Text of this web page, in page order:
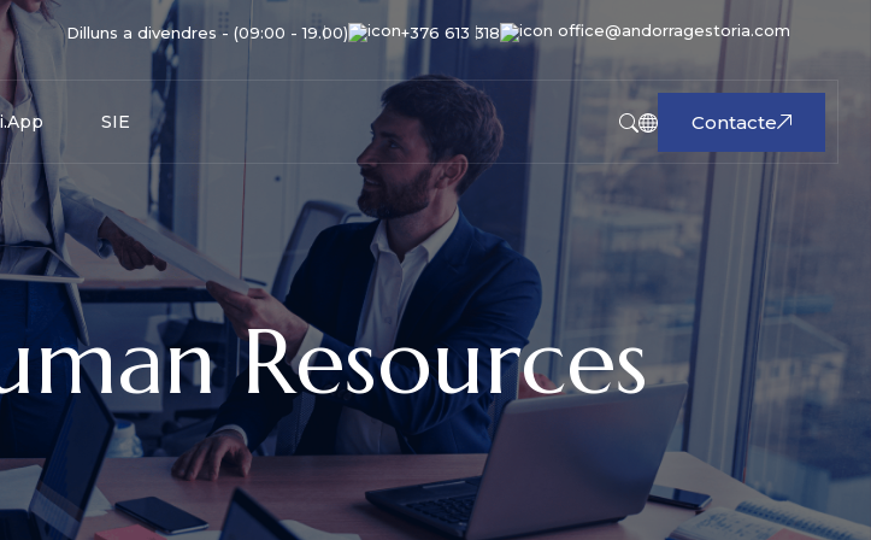
Dilluns a divendres - (09:00 - 19.00) +376 613 318 office@andorragestoria.com
SIE Contacte
Resources